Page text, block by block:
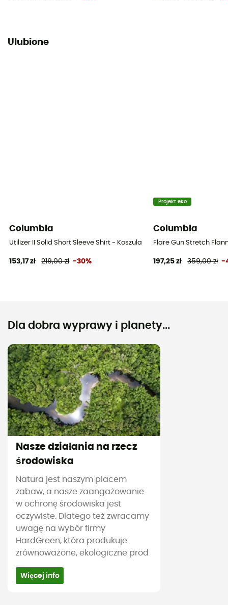
Ulubione
Columbia
Utilizer II Solid Short Sleeve Shirt - Koszula meski
153,17 zł 219,00 zł -30%
Projekt eko
Columbia
Flare Gun Stretch
197,25 zł 359,00 zł -
Dla dobra wyprawy i planety...
Nasze działania na rzecz
środowiska
Natura jest naszym placem
zabaw, a nasze zaangażowanie
w ochronę środowiska jest
oczywiste. Dlatego też zwracamy
uwagę na wybór firmy
HardGreen, która produkuje
zrównoważone, ekologiczne prod
Więcej info